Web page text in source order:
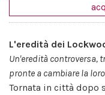
L'eredità dei
Un'eredità controversa,
pronte a cambiare la
Tornata in città dopo